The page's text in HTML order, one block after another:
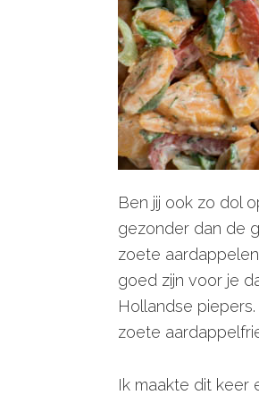
Ben jij ook zo dol
gezonder dan de
zoete
goed zijn voor je
Hollandse
zoete
Ik maakte dit keer